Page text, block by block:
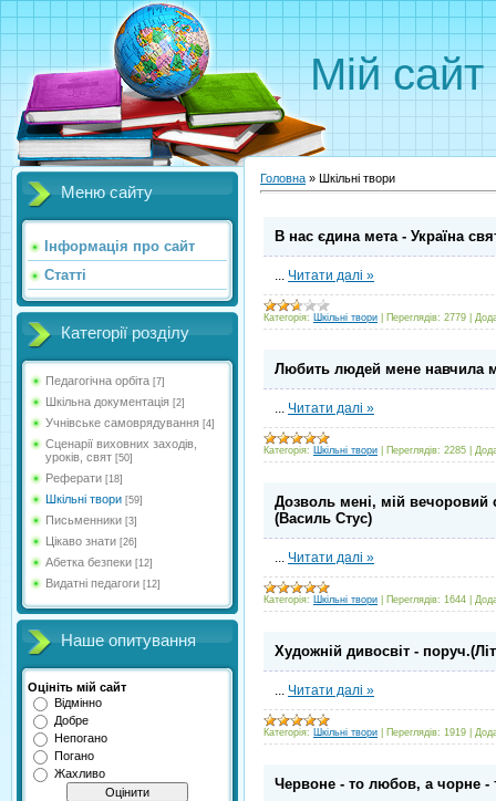
Мій сайт
Меню сайту
Інформація про сайт
Статті
Категорії розділу
Педагогічна орбіта [7]
Шкільна документація [2]
Учнівське самоврядування [4]
Сценарії виховних заходів,
уроків, свят [50]
Реферати [18]
Шкільні твори [59]
Письменники [3]
Цікаво знати [26]
Абетка безпеки [12]
Видатні педагоги [12]
Наше опитування
Оцініть мій сайт
Відмінно
Добре
Непогано
Погано
Жахливо
Головна » Шкільні твори
В нас єдина мета - Укpаїна
Читати далі »
Категорія: Шкільні твори Переглядів: 2779
Любить людей мене навчила
Читати далі »
Категорія: Шкільні твори Переглядів: 2285
Дозволь мені, мій вечоpовий
(Василь Стус)
Читати далі »
Категорія: Шкільні твори Переглядів: 1644
Художній дивосвіт -
Читати далі »
Категорія: Шкільні твори Переглядів: 1919
Чеpвоне - то любов, а чоpне -